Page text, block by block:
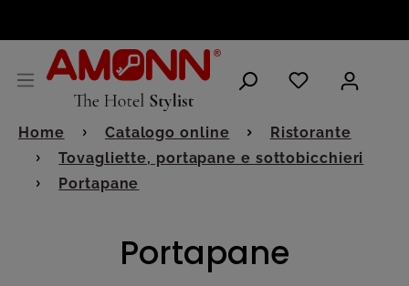
Home Catalogo online
Ristorante
Tovagliette, portapane e sottobicchieri
Portapane
Portapane